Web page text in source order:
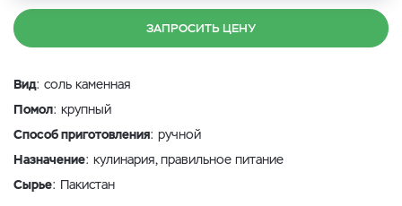
ЗАПРОСИТЬ ЦЕНУ
Вид: соль каменная
Помол: крупный
Способ приготовления: ручной
Назначение: кулинария, правильное питание
Сырье: Пакистан